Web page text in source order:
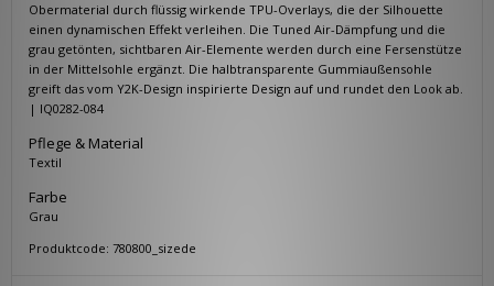
Obermaterial durch flüssig wirkende TPU-Overlays, die der Silhouette
einen dynamischen Effekt verleihen. Die Tuned Air-Dämpfung und die
grau getönten, sichtbaren Air-Elemente werden durch eine Fersenstütze
in der Mittelsohle ergänzt. Die halbtransparente Gummiaußensohle
greift das vom Y2K-Design inspirierte Design auf und rundet den Look ab.
| IQ0282-084
Pflege & Material
Textil
Farbe
Grau
Produktcode: 780800_sizede